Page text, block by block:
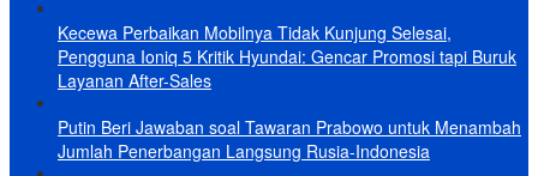
Kecewa Perbaikan Mobilnya Tidak Kunjung Selesai,
Pengguna Ioniq 5 Kritik Hyundai: Gencar Promosi tapi Buruk
Layanan After-Sales
Putin Beri Jawaban soal Tawaran Prabowo untuk Menambah
Jumlah Penerbangan Langsung Rusia-Indonesia